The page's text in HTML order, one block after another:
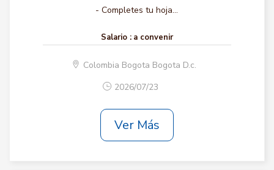
- Completes tu hoja...
Salario : a convenir
Colombia Bogota Bogota D.c.
2026/07/23
Ver Más